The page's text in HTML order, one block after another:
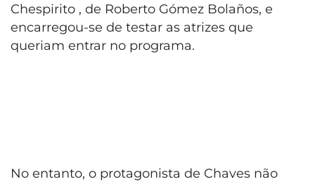
Chespirito , de Roberto Gómez Bolaños, e
encarregou-se de testar as atrizes que
queriam entrar no programa.
No entanto, o protagonista de Chaves não